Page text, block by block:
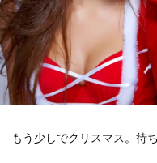
もう少しでクリスマス。待